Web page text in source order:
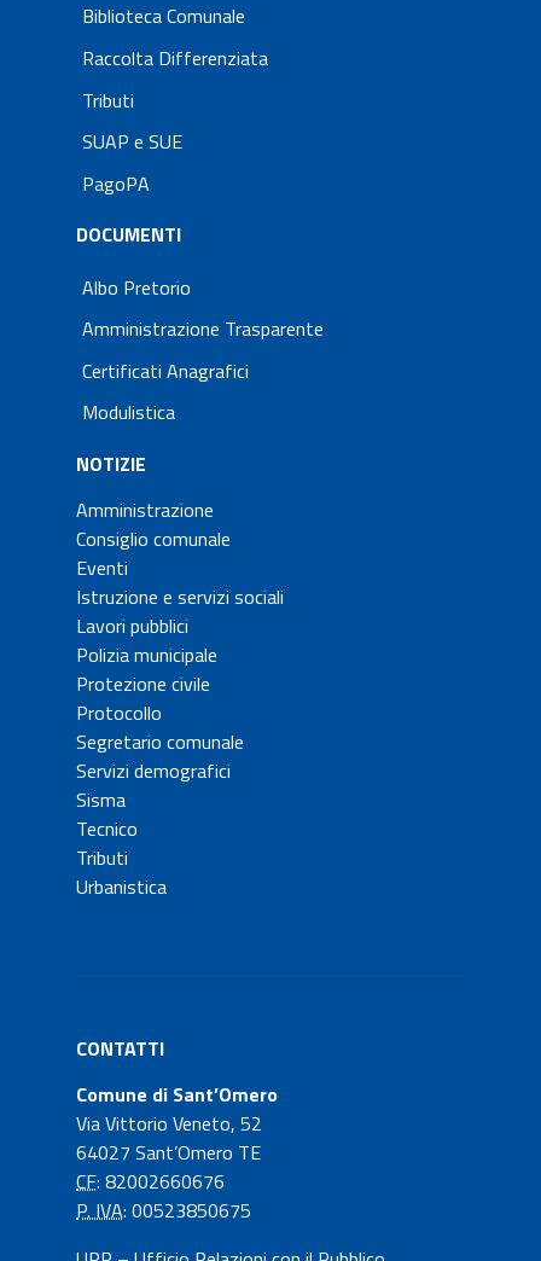
Biblioteca Comunale
Raccolta Differenziata
Tributi
SUAP e SUE
PagoPA
DOCUMENTI
Albo Pretorio
Amministrazione Trasparente
Certificati Anagrafici
Modulistica
NOTIZIE
Amministrazione
Consiglio comunale
Eventi
Istruzione e servizi sociali
Lavori pubblici
Polizia municipale
Protezione civile
Protocollo
Segretario comunale
Servizi demografici
Sisma
Tecnico
Tributi
Urbanistica
CONTATTI
Comune di Sant’Omero
Via Vittorio Veneto, 52
64027 Sant’Omero TE
CF: 82002660676
P. IVA: 00523850675